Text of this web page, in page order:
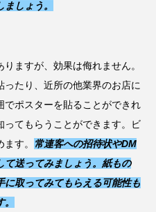
しょう。
ますが、効果は侮れません。
たり、近所の他業界のお店に
でポスターを貼ることができれ
ってもらうことができます。ビ
す。
常連客への招待状やDM
て送ってみましょう。紙もの
取ってみてもらえる可能性も